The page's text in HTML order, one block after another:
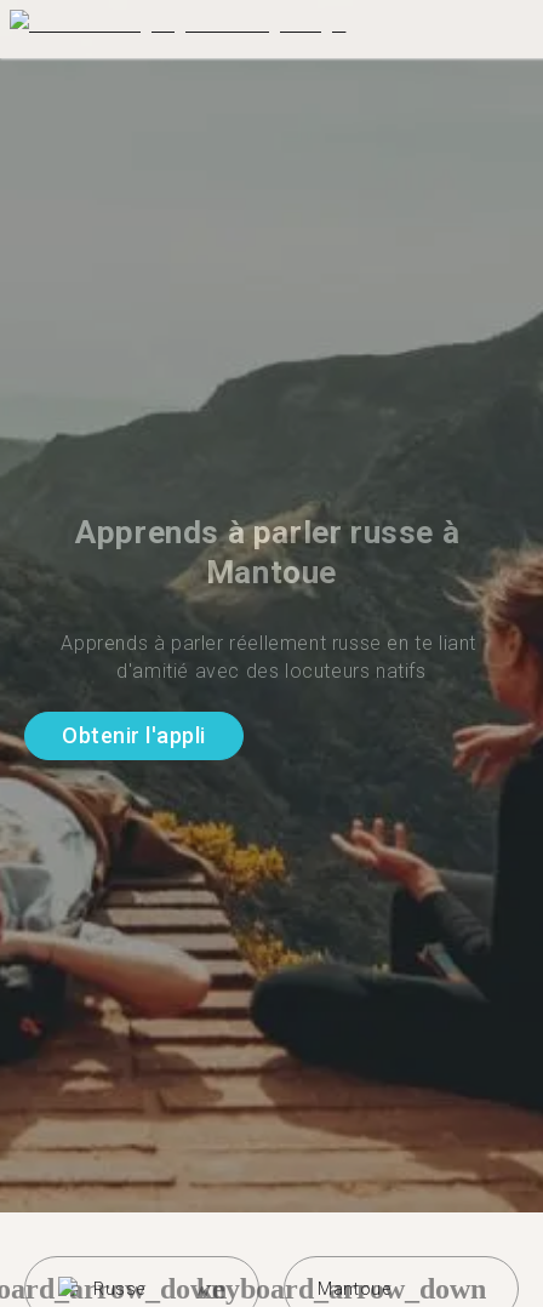
Apprends à parler russe à
Mantoue
Apprends à parler réellement russe en te liant
d'amitié avec des locuteurs natifs
Obtenir l'appli
Russe Mantoue
keyboard_arrow_down